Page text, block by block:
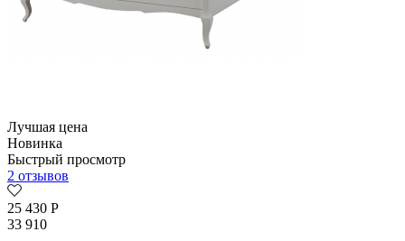
Лучшая цена
Новинка
Быстрый просмотр
2 отзывов
25 430 Р
33 910